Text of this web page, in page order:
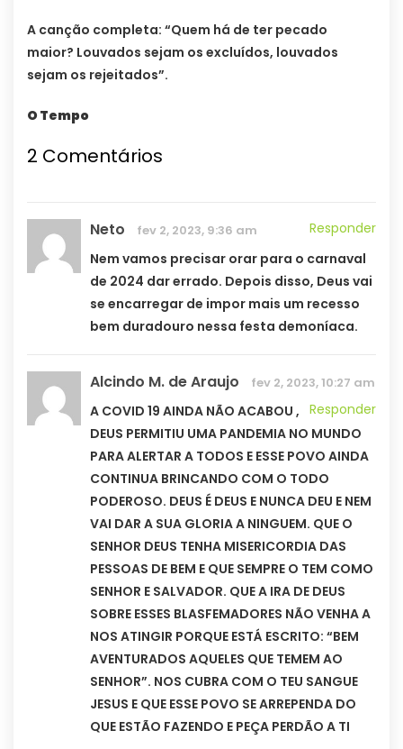
A canção completa: “Quem há de ter pecado
maior? Louvados sejam os excluídos, louvados
sejam os rejeitados”.
O Tempo
2 Comentários
Neto fev 2, 2023, 9:36 am
Responder
Nem vamos precisar orar para o carnaval
de 2024 dar errado. Depois disso, Deus vai
se encarregar de impor mais um recesso
bem duradouro nessa festa demoníaca.
Alcindo M. de Araujo fev 2, 2023, 10:27 am
Responder
A COVID 19 AINDA NÃO ACABOU ,
DEUS PERMITIU UMA PANDEMIA NO MUNDO
PARA ALERTAR A TODOS E ESSE POVO AINDA
CONTINUA BRINCANDO COM O TODO
PODEROSO. DEUS É DEUS E NUNCA DEU E NEM
VAI DAR A SUA GLORIA A NINGUEM. QUE O
SENHOR DEUS TENHA MISERICORDIA DAS
PESSOAS DE BEM E QUE SEMPRE O TEM COMO
SENHOR E SALVADOR. QUE A IRA DE DEUS
SOBRE ESSES BLASFEMADORES NÃO VENHA A
NOS ATINGIR PORQUE ESTÁ ESCRITO: “BEM
AVENTURADOS AQUELES QUE TEMEM AO
SENHOR”. NOS CUBRA COM O TEU SANGUE
JESUS E QUE ESSE POVO SE ARREPENDA DO
QUE ESTÃO FAZENDO E PEÇA PERDÃO A TI